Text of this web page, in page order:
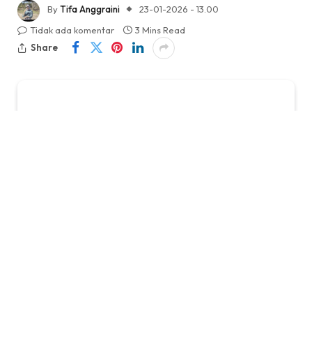
ByTifa Anggraini
23-01-2026 - 13.00
Tidak ada komentar
3 Mins Read
Share